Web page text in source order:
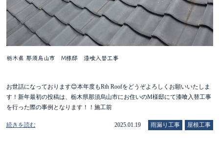
栃木県 那須烏山市 M様邸 漆喰入替工事
お世話になっております😊本年度もRth Roofをどうぞよろしくお願いいたしま
す！新年最初の投稿は、栃木県那須烏山市にお住いのM様邸にて漆喰入替工事
を行った際の事例となります！！施工前
続きを読む 2025.01.19 雨漏り工事 屋根工事